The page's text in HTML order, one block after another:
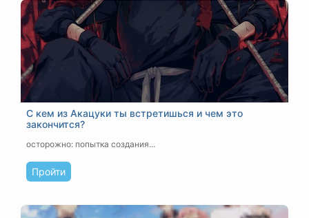
С кем из Акацуки ты встретишься и чем это
закончится?
осторожно: попытка создания...
Пройти